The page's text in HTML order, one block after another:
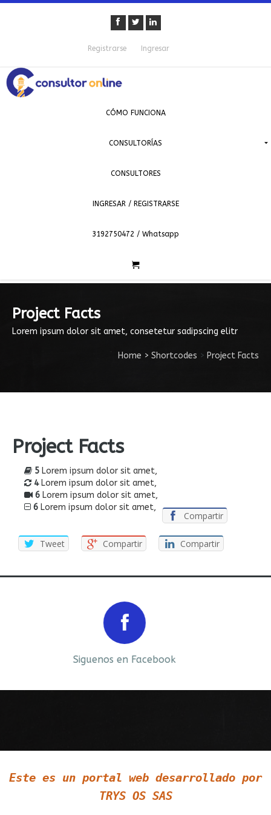
Registrarse Ingresar
CÓMO FUNCIONA
CONSULTORÍAS
CONSULTORES
INGRESAR / REGISTRARSE
3192750472 / Whatsapp
Project Facts
Lorem ipsum dolor sit amet, consetetur sadipscing elitr
Home > Shortcodes > Project Facts
Project Facts
5 Lorem ipsum dolor sit amet,
4 Lorem ipsum dolor sit amet,
6 Lorem ipsum dolor sit amet,
6 Lorem ipsum dolor sit amet,
Compartir
Tweet Compartir Compartir
Siguenos en Facebook
Este es un portal web desarrollado por
TRYS OS SAS